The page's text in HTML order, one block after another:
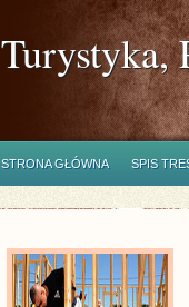
Turystyka,
STRONA GŁÓWNA SPIS